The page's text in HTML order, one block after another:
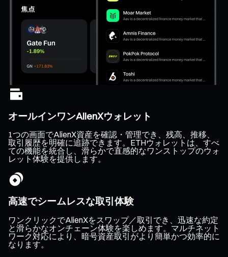
オールインワンAlienXウォレット
1つの画面でAlienX資産を確認・管理でき、残高、推移、
取引履歴を明確に追跡できます。ETHウォレットは、すべ
ての機能を統合し、滑らかで直感的なワンストップのウォ
レット体験を提供します。
高速でシームレスな取引体験
ワンクリックでAlienXをスワップ／取引でき、迅速な約定
と滑らかなオンチェーン体験を楽しめます。マルチネット
ワーク対応により、暗号資産取引がより簡単かつ効率的に
なります。